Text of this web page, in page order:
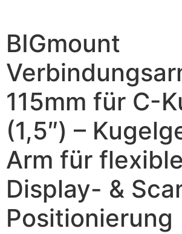
BIGmount
115mm für C-
(1,5″) –
Arm für flexible
Display- &
Positionierung